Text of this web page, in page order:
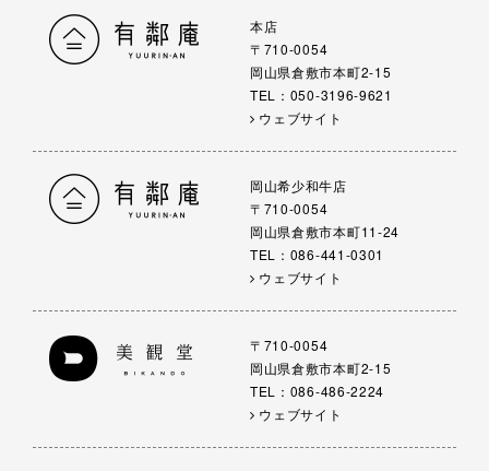
本店
〒710-0054
岡山県倉敷市本町2-15
TEL：050-3196-9621
ウェブサイト
岡山希少和牛店
〒710-0054
岡山県倉敷市本町11-24
TEL：086-441-0301
ウェブサイト
〒710-0054
岡山県倉敷市本町2-15
TEL：086-486-2224
ウェブサイト